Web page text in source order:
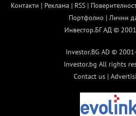
Контакти | Реклама | RSS|
Портфолио | Лични
Инвестор.БГ АД ©
Investor.BG AD ©
Investor.bg All rights
Contact us |